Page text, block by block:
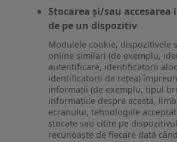
Stocarea și/sau
de pe un dispozitiv
Modulele cookie, dispozitivele
online similari (de exemplu,
autentificare, identificatorii
identificatorii de rețea)
informații (de exemplu, tipul
informațiile despre acesta,
ecranului, tehnologiile
stocate sau citite pe
recunoaște de fiecare dată